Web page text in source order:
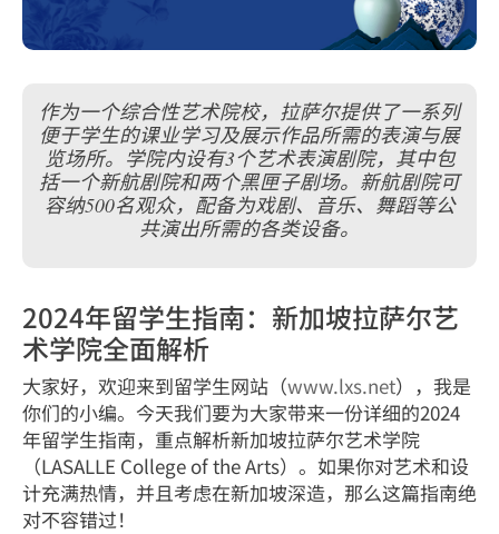
作为一个综合性艺术院校，拉萨尔提供了一系列
便于学生的课业学习及展示作品所需的表演与展
览场所。学院内设有3个艺术表演剧院，其中包
括一个新航剧院和两个黑匣子剧场。新航剧院可
容纳500名观众，配备为戏剧、音乐、舞蹈等公
共演出所需的各类设备。
2024年留学生指南：新加坡拉萨尔艺
术学院全面解析
大家好，欢迎来到留学生网站（www.lxs.net），我是
你们的小编。今天我们要为大家带来一份详细的2024
年留学生指南，重点解析新加坡拉萨尔艺术学院
（LASALLE College of the Arts）。如果你对艺术和设
计充满热情，并且考虑在新加坡深造，那么这篇指南绝
对不容错过！